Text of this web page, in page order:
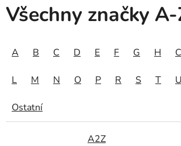
Všechny značky
A B C D E F G H
L M N O P R S T U
Ostatní
A2Z